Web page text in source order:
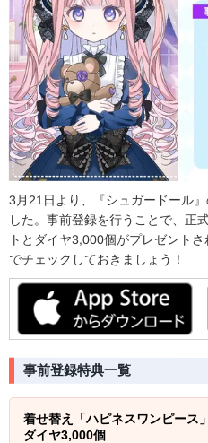
3月21日より、『シュガードール
した。事前登録を行うことで、正
トとダイヤ3,000個がプレゼント
でチェックしておきましょう！
事前登録特典一覧
着せ替え「ハピネスワンピース
ダイヤ3,000個